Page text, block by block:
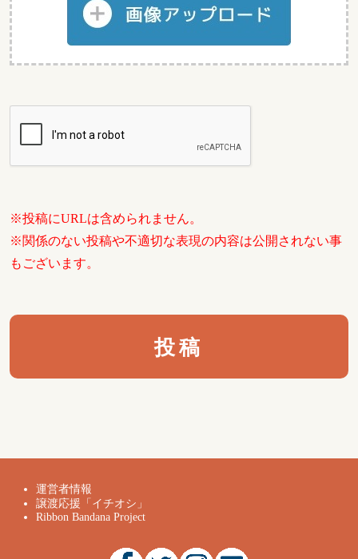
※投稿にURLは含められません。
※関係のない投稿や不適切な表現の内容は公開されない事
もございます。
運営者情報
譲渡応援「イチオシ」
Ribbon Bandana Project